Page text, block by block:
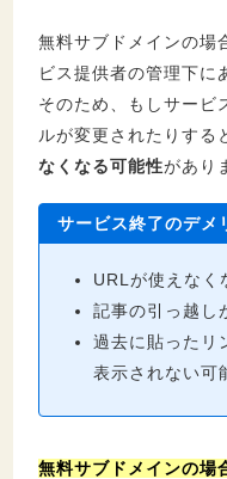
無料サブドメインの場
ビス提供者の管理下に
そのため、もしサービ
ルが変更されたりする
なくなる可能性があり
サービス終了のデメ
URLが使えなく
記事の引っ越し
過去に貼ったリ
表示されない可
無料サブドメインの場